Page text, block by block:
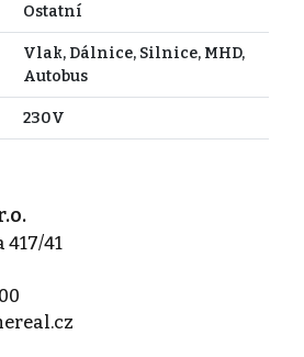
Ostatní
Vlak, Dálnice, Silnice, MHD,
Autobus
230V
417/41